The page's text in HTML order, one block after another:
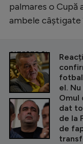
palmares o Cupă
ambele câștigate
CITEȘTE ȘI
el.
Omul
dat
de la
de